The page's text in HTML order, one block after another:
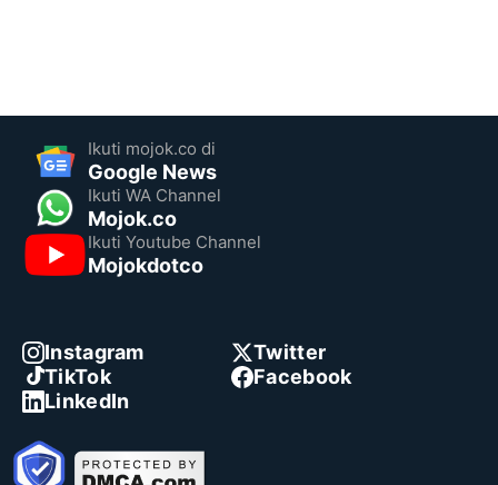
Ikuti mojok.co di
Google News
Ikuti WA Channel
Mojok.co
Ikuti Youtube Channel
Mojokdotco
Instagram
Twitter
TikTok
Facebook
LinkedIn